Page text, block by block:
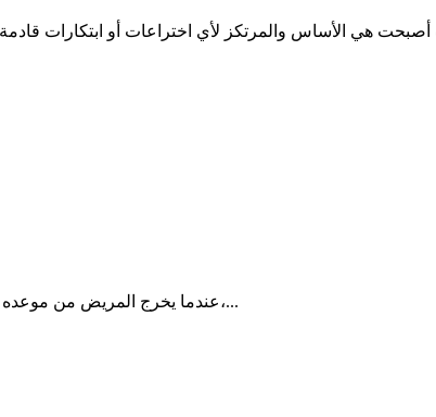
هي الأساس والمرتكز لأي اختراعات أو ابتكارات قادمة
عندما يخرج المريض من موعده الطبي، تصله أحياناً رسالة تسأله عن تجربته:هل كان الحصول على الموعد سهلاً، هل عامله الفريق الصحي باحترام،...